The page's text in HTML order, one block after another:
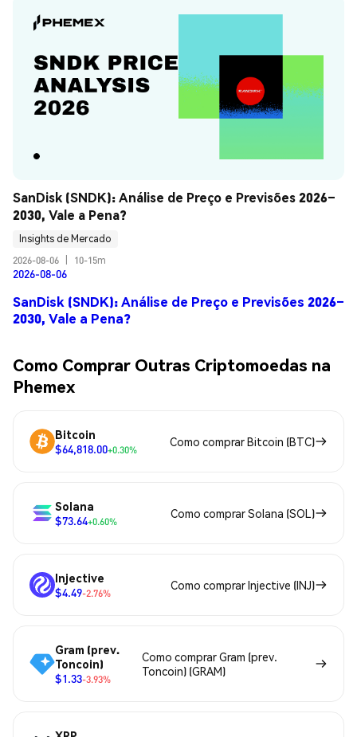
SanDisk (SNDK): Análise de Preço e Previsões 2026–
2030, Vale a Pena?
Insights de Mercado
2026-08-06
10-15m
2026-08-06
SanDisk (SNDK): Análise de Preço e Previsões 2026–
2030, Vale a Pena?
Como Comprar Outras Criptomoedas na
Phemex
Bitcoin
$64,818.00+0.30%
Como comprar Bitcoin (BTC)
Solana
$73.64+0.60%
Como comprar Solana (SOL)
Injective
$4.49-2.76%
Como comprar Injective (INJ)
Gram (prev.
Toncoin)
$1.33-3.93%
Como comprar Gram (prev.
Toncoin) (GRAM)